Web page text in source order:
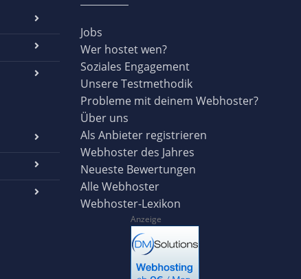
Jobs
Wer hostet wen?
Soziales Engagement
Unsere Testmethodik
Probleme mit deinem Webhoster?
Über uns
Als Anbieter registrieren
Webhoster des Jahres
Neueste Bewertungen
Alle Webhoster
Webhoster-Lexikon
Anzeige